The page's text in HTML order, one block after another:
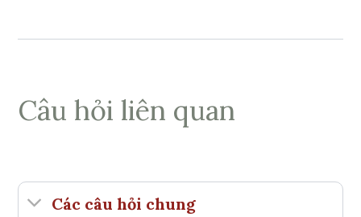
Câu hỏi liên quan
Các câu hỏi chung